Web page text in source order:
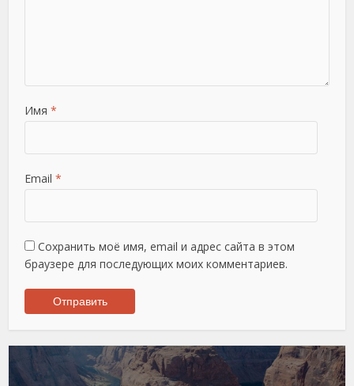
Имя *
Email *
Сохранить моё имя, email и адрес сайта в этом
браузере для последующих моих комментариев.